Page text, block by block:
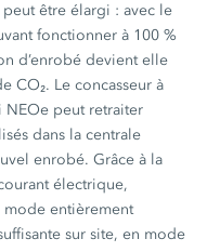
être élargi : avec le
fonctionner à 100 %
d’enrobé devient elle
CO₂. Le concasseur à
NEOe peut retraiter
dans la centrale
enrobé. Grâce à la
électrique,
mode entièrement
sur site, en mode